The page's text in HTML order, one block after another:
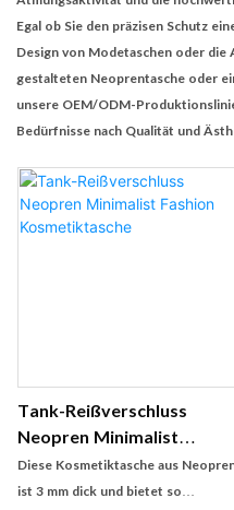
Egal ob Sie den präzisen Schutz
Design von Modetaschen oder
gestalteten Neoprentasche oder
unsere OEM/ODM-
Bedürfnisse nach Qualität und
Tank-Reißverschluss
Neopren Minimalist
Fashion Kosmetiktasche
Diese Kosmetiktasche aus
ist 3 mm dick und bietet so